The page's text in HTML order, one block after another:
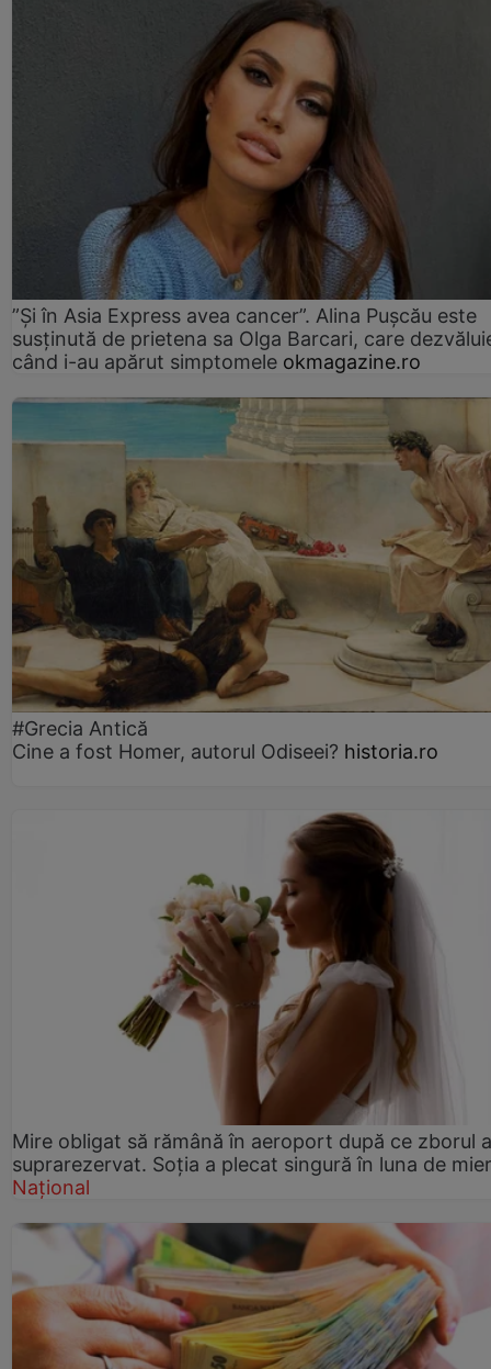
”Și în Asia Express avea cancer”. Alina Pușcău este
susținută de prietena sa Olga Barcari, care
când i-au apărut simptomele okmagazine.ro
#Grecia Antică
Cine a fost Homer, autorul Odiseei? historia.ro
Mire obligat să rămână în aeroport după ce zborul
suprarezervat. Soția a plecat singură în luna de
Național